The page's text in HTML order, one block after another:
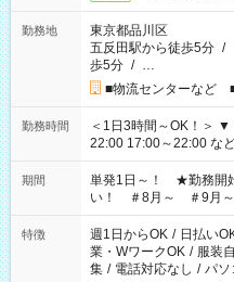
勤務地
東京都品川区
五反田駅から徒歩5分 /
歩5分 / …
■物流センターなど
勤務時間
＜1日3時間～OK！＞ ▼ 例えば… ▼ 15:00～18:00 15:00～
22:00 17:00～22:00 など こちら以外の時間もお気軽にご相談
ださい！
期間
単発1日～！ ★勤務開
い！ ＃8月～ ＃9月～
特徴 週1日からOK / 日払い
業・WワークOK / 服装
集 / 電話対応なし / パソ